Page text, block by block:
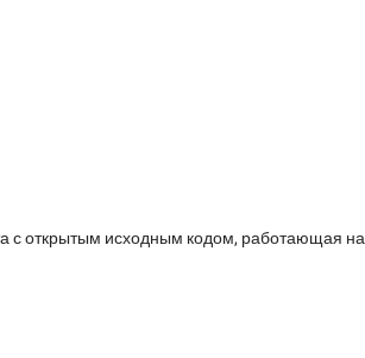
с открытым исходным кодом, работающая на